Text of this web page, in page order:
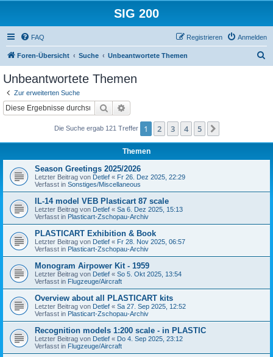
SIG 200
FAQ Anmelden
Registrieren
Foren-Übersicht Suche Unbeantwortete Themen
Unbeantwortete Themen
Zur erweiterten Suche
Suche
Die Suche ergab 121 Treffer 1 2 3 4 5
Themen
Season Greetings 2025/2026
Letzter Beitrag von Detlef « Fr 26. Dez 2025, 22:29
Verfasst in Sonstiges/Miscellaneous
IL-14 model VEB Plasticart 87 scale
Letzter Beitrag von Detlef « Sa 6. Dez 2025, 15:13
Verfasst in Plasticart-Zschopau-Archiv
PLASTICART Exhibition & Book
Letzter Beitrag von Detlef « Fr 28. Nov 2025, 06:57
Verfasst in Plasticart-Zschopau-Archiv
Monogram Airpower Kit - 1959
Letzter Beitrag von Detlef « So 5. Okt 2025, 13:54
Verfasst in Flugzeuge/Aircraft
Overview about all PLASTICART kits
Letzter Beitrag von Detlef « Sa 27. Sep 2025, 12:52
Verfasst in Plasticart-Zschopau-Archiv
Recognition models 1:200 scale - in PLASTIC
Letzter Beitrag von Detlef « Do 4. Sep 2025, 23:12
Verfasst in Flugzeuge/Aircraft